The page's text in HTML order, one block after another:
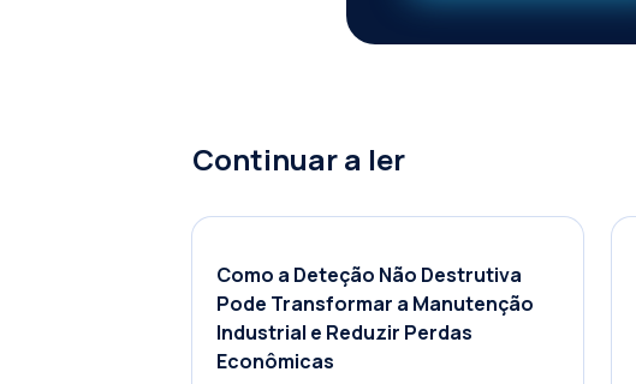
Continuar a ler
Como a Deteção Não Destrutiva
Pode Transformar a Manutenção
Industrial e Reduzir Perdas
Econômicas